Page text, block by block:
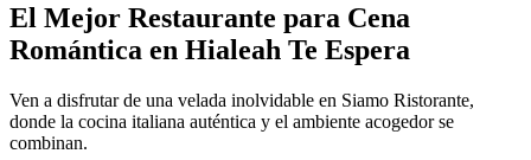
El Mejor Restaurante para Cena
Romántica en Hialeah Te Espera
Ven a disfrutar de una velada inolvidable en Siamo Ristorante,
donde la cocina italiana auténtica y el ambiente acogedor se
combinan.